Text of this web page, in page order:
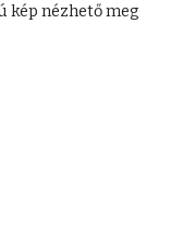
kép nézhető meg